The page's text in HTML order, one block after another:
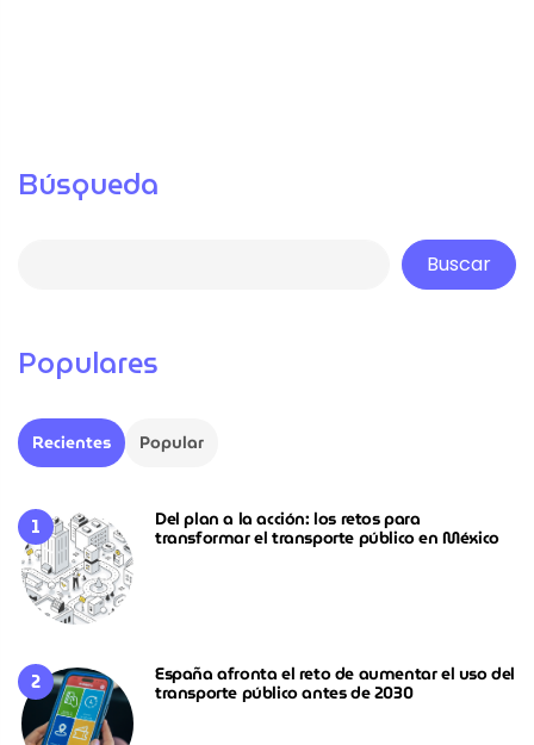
Búsqueda
Buscar
Populares
Recientes Popular
Del plan a la acción: los retos para
transformar el transporte público en México
España afronta el reto de aumentar el uso del
transporte público antes de 2030